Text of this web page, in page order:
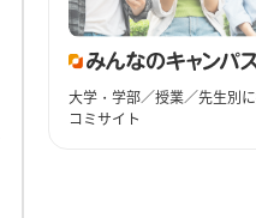
大学・学部／授業／先生別
コミサイト